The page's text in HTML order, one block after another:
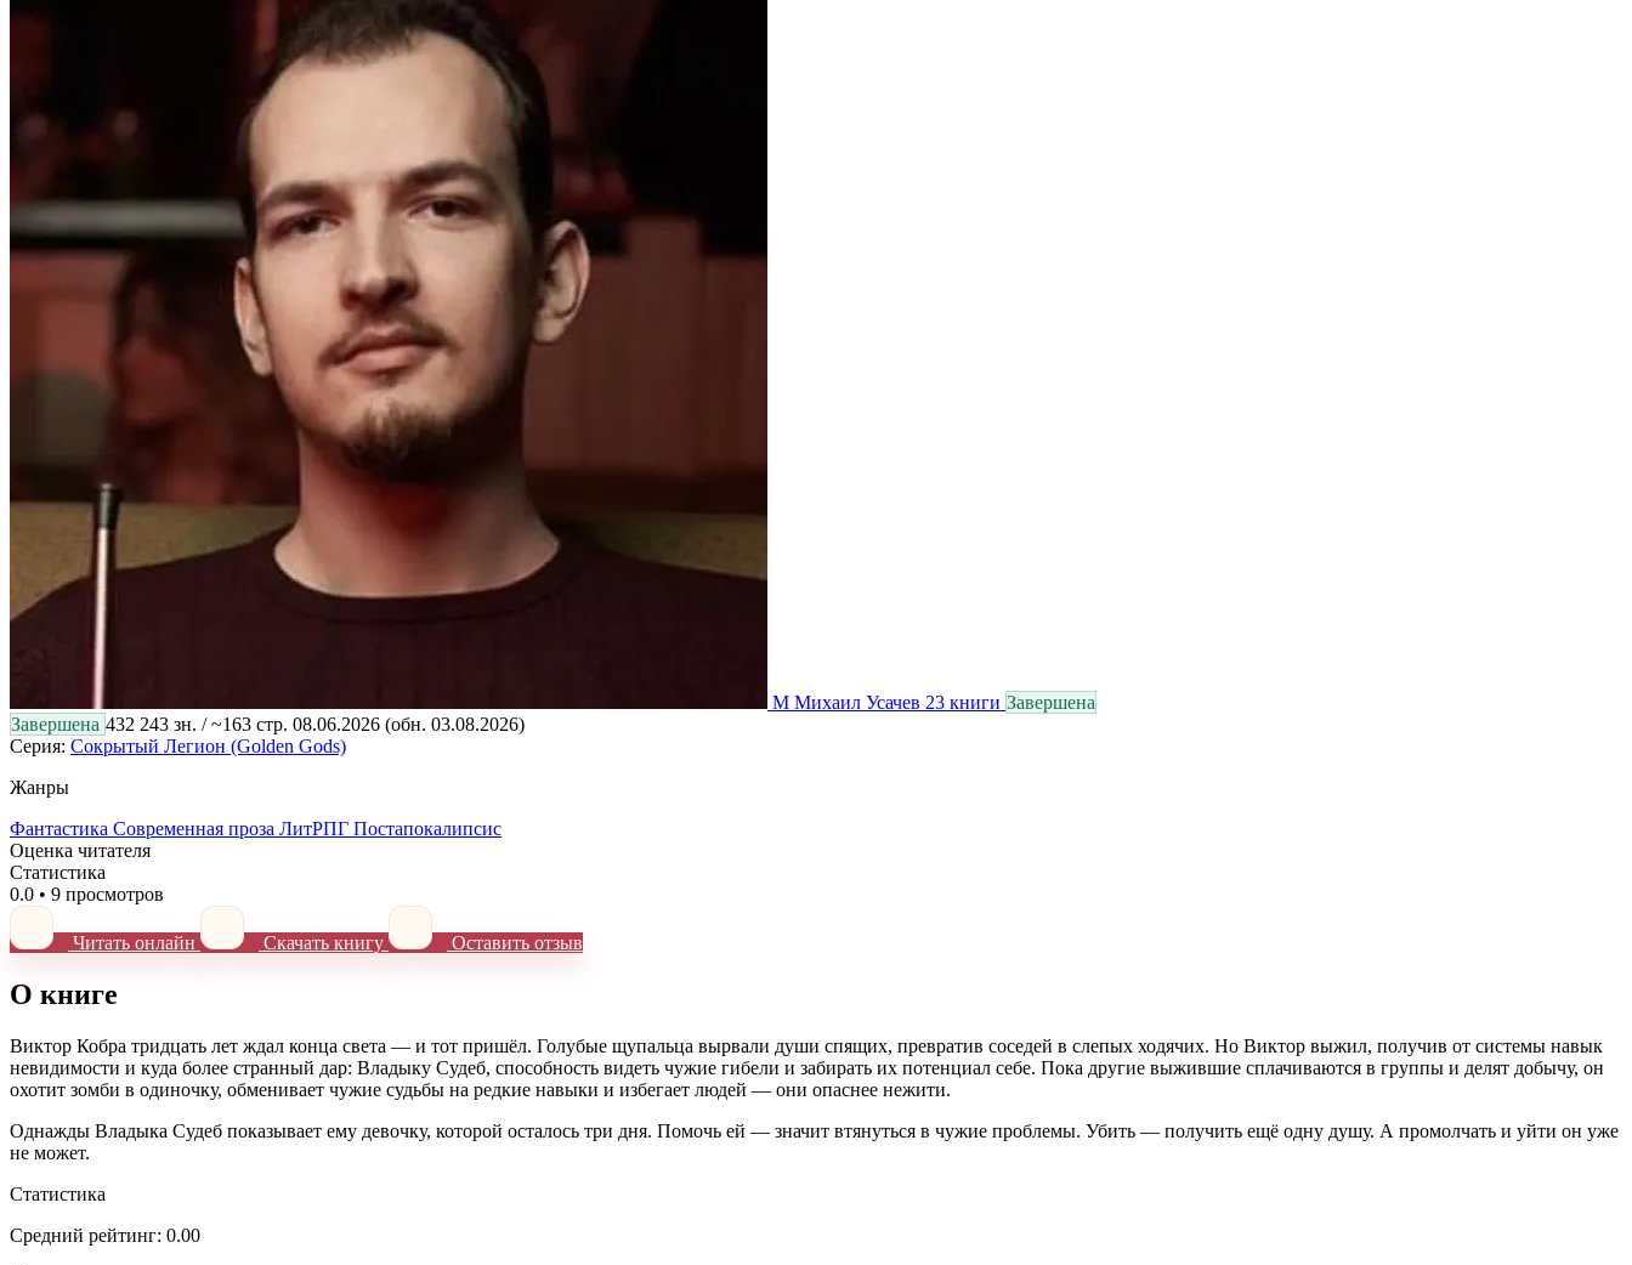
М Михаил Усачев 23 книги Завершена
Завершена 432 243 зн. / ~163 стр. 08.06.2026 (обн. 03.08.2026)
Серия: Сокрытый Легион (Golden Gods)
Жанры
Фантастика Современная проза ЛитРПГ Постапокалипсис
Оценка читателя
Статистика
0.0 • 9 просмотров
Читать онлайн Скачать книгу Оставить отзыв
О книге
Виктор Кобра тридцать лет ждал конца света — и тот пришёл. Голубые щупальца вырвали души спящих, превратив соседей в слепых ходячих. Но Виктор выжил, получив от системы навык
невидимости и куда более странный дар: Владыку Судеб, способность видеть чужие гибели и забирать их потенциал себе. Пока другие выжившие сплачиваются в группы и делят добычу, он
охотит зомби в одиночку, обменивает чужие судьбы на редкие навыки и избегает людей — они опаснее нежити.
Однажды Владыка Судеб показывает ему девочку, которой осталось три дня. Помочь ей — значит втянуться в чужие проблемы. Убить — получить ещё одну душу. А промолчать и уйти он уже
не может.
Статистика
Средний рейтинг: 0.00